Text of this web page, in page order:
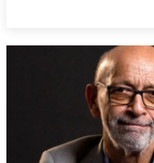
promover uma sociedade que
envelhecimento ativo e digno.
o lançamento do “Pequeno […]